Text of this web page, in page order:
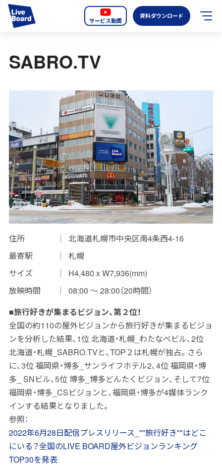
サービス動画
資料ダウンロード
サービス紹介
LIVE BOARDの新しいOOH
導入事例
全国のスクリーン
お知らせ
オーディエンスデータの階層
インプレッションデータの算出方法
お問い合わせ
よくあるご質問
掲載までの流れ
SABRO.TV
住所
北海道札幌市中央区南4条西4-16
最寄駅
札幌
サイズ
H4,480 x W7,936(mm)
放映時間
08:00 〜 28:00（20時間）
■旅行好きが集まるビジョン、第２位！
全国の約110の屋外ビジョンから旅行好きが集まるビジョ
ンを分析した結果、1位 北海道・札幌_わたなべビル、2位
北海道・札幌_SABRO.TVと、TOP２は札幌が独占。さら
に、3位 福岡県・博多_サンライフホテル2、4位 福岡県・博
多_ SNビル、5位 博多_博多どんたくビジョン、そして7位
福岡県・博多_CSビジョンと、福岡県・博多が4媒体ランク
インする結果となりました。
参照：
2022年6月28日配信プレスリリース_""旅行好き""はどこ
にいる？全国のLIVE BOARD屋外ビジョンランキング
TOP30を発表